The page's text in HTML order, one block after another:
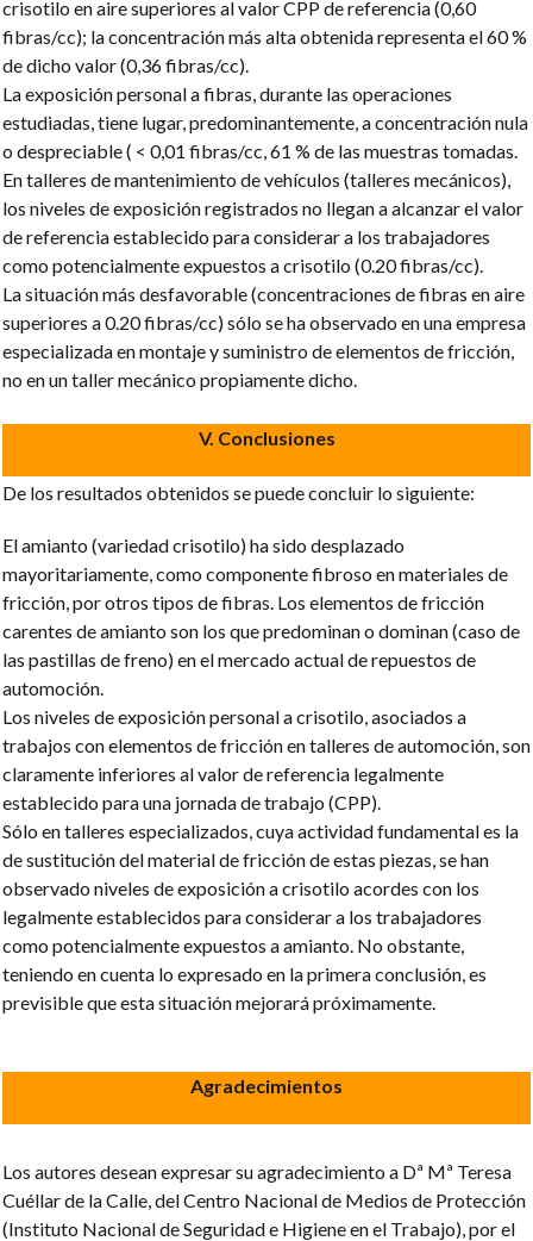
crisotilo en aire superiores al valor CPP de referencia (0,60
fibras/cc); la concentración más alta obtenida representa el 60 %
de dicho valor (0,36 fibras/cc).
La exposición personal a fibras, durante las operaciones
estudiadas, tiene lugar, predominantemente, a concentración nula
o despreciable ( < 0,01 fibras/cc, 61 % de las muestras tomadas.
En talleres de mantenimiento de vehículos (talleres mecánicos),
los niveles de exposición registrados no llegan a alcanzar el valor
de referencia establecido para considerar a los trabajadores
como potencialmente expuestos a crisotilo (0.20 fibras/cc).
La situación más desfavorable (concentraciones de fibras en aire
superiores a 0.20 fibras/cc) sólo se ha observado en una empresa
especializada en montaje y suministro de elementos de fricción,
no en un taller mecánico propiamente dicho.
V. Conclusiones
De los resultados obtenidos se puede concluir lo siguiente:
El amianto (variedad crisotilo) ha sido desplazado
mayoritariamente, como componente fibroso en materiales de
fricción, por otros tipos de fibras. Los elementos de fricción
carentes de amianto son los que predominan o dominan (caso de
las pastillas de freno) en el mercado actual de repuestos de
automoción.
Los niveles de exposición personal a crisotilo, asociados a
trabajos con elementos de fricción en talleres de automoción, son
claramente inferiores al valor de referencia legalmente
establecido para una jornada de trabajo (CPP).
Sólo en talleres especializados, cuya actividad fundamental es la
de sustitución del material de fricción de estas piezas, se han
observado niveles de exposición a crisotilo acordes con los
legalmente establecidos para considerar a los trabajadores
como potencialmente expuestos a amianto. No obstante,
teniendo en cuenta lo expresado en la primera conclusión, es
previsible que esta situación mejorará próximamente.
Agradecimientos
Los autores desean expresar su agradecimiento a Dª Mª Teresa
Cuéllar de la Calle, del Centro Nacional de Medios de Protección
(Instituto Nacional de Seguridad e Higiene en el Trabajo), por el